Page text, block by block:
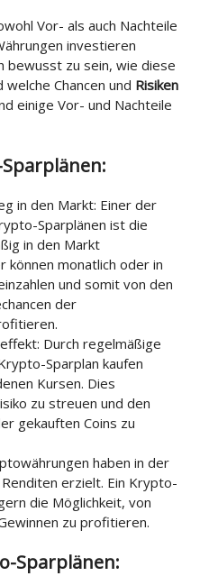
Vor- als auch Nachteile
investieren
bewusst zu sein, wie diese
Chancen und Risiken
einige Vor- und Nachteile
in den Markt: Einer der
Sparplänen ist die
in den Markt
können monatlich oder in
und somit von den
der
Durch regelmäßige
Sparplan kaufen
Kursen. Dies
zu streuen und den
gekauften Coins zu
haben in der
erzielt. Ein Krypto-
die Möglichkeit, von
zu profitieren.
Sparplänen: